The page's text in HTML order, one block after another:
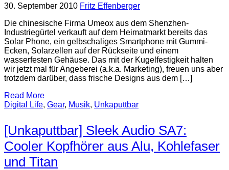
30. September 2010 Fritz Effenberger
Die chinesische Firma Umeox aus dem Shenzhen-
Industriegürtel verkauft auf dem Heimatmarkt bereits das
Solar Phone, ein gelbschaliges Smartphone mit Gummi-
Ecken, Solarzellen auf der Rückseite und einem
wasserfesten Gehäuse. Das mit der Kugelfestigkeit halten
wir jetzt mal für Angeberei (a.k.a. Marketing), freuen uns aber
trotzdem darüber, dass frische Designs aus dem […]
Read More
Digital Life, Gear, Musik, Unkaputtbar
[Unkaputtbar] Sleek Audio SA7:
Cooler Kopfhörer aus Alu, Kohlefaser
und Titan